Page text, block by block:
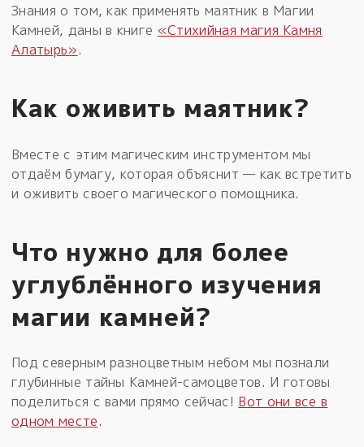
Знания о том, как применять маятник в Магии
Камней, даны в книге «Стихийная магия Камня
Алатырь».
Как оживить маятник?
Вместе с этим магическим инструментом мы
отдаём бумагу, которая объяснит — как встретить
и оживить своего магического помощника.
Что нужно для более
углублённого изучения
магии камней?
Под северным разноцветным небом мы познали
глубинные тайны Камней-самоцветов. И готовы
поделиться с вами прямо сейчас! Вот они все в
одном месте.